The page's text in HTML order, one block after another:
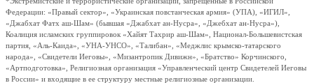
Федерации: «Правый сектор», «Украинская повстанческая армия» (УПА), «ИГИЛ»,
«Джабхат Фатх аш-Шам» (бывшая «Джабхат ан-Нусра», «Джебхат ан-Нусра»),
Коалиция исламских группировок «Хайят Тахрир аш-Шам», Национал-Большевистская
партия, «Аль-Каида», «УНА-УНСО», «Талибан», «Меджлис крымско-татарского
народа», «Свидетели Иеговы», «Мизантропик Дивижн», «Братство» Корчинского,
«Артподготовка», Религиозная организация «Управленческий центр Свидетелей Иеговы
в России» и входящие в ее структуру местные религиозные организации.